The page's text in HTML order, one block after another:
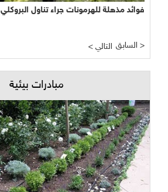
فوائد مذهلة للهرمونات جراء تناول البروكلي
< التالي السابق >
مبادرات بيئية